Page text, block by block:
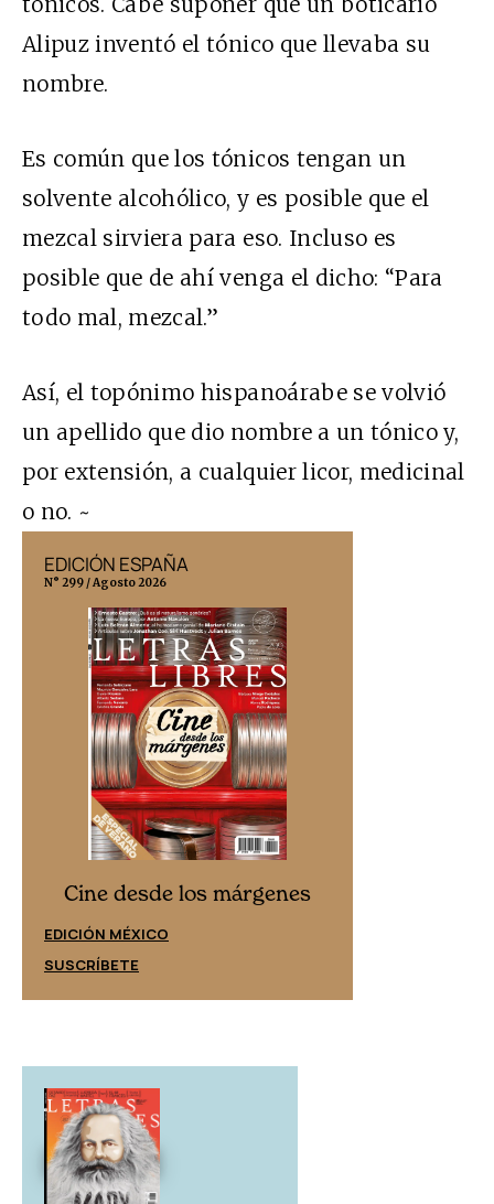
Alipuz inventó el tónico que llevaba su
nombre.
Es común que los tónicos tengan un
solvente alcohólico, y es posible que el
mezcal sirviera para eso. Incluso es
posible que de ahí venga el dicho: “Para
todo mal, mezcal.”
Así, el topónimo hispanoárabe se volvió
un apellido que dio nombre a un tónico y,
por extensión, a cualquier licor, medicinal
o no. ~
EDICIÓN ESPAÑA
N° 299 / Agosto 2026
Cine desde los márgenes
EDICIÓN MÉXICO
SUSCRÍBETE